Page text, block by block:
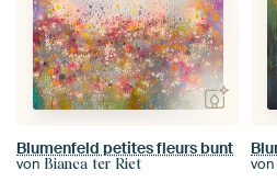
Blumenfeld petites fleurs bunt
von Bianca ter Riet von